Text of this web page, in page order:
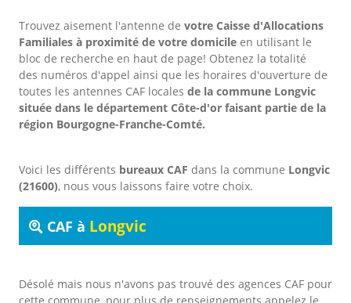
Trouvez aisement l'antenne de votre Caisse d'Allocations
Familiales à proximité de votre domicile en utilisant le
bloc de recherche en haut de page! Obtenez la totalité
des numéros d'appel ainsi que les horaires d'ouverture de
toutes les antennes CAF locales de la commune Longvic
située dans le département Côte-d'or faisant partie de la
région Bourgogne-Franche-Comté.
Voici les différents bureaux CAF dans la commune Longvic
(21600), nous vous laissons faire votre choix.
CAF à Longvic
Désolé mais nous n'avons pas trouvé des agences CAF pour